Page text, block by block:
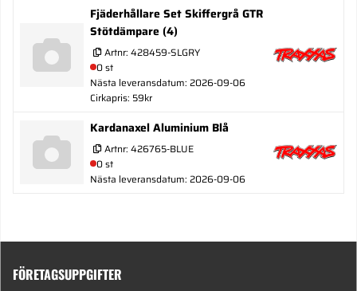
Fjäderhållare Set Skiffergrå GTR
Stötdämpare (4)
Artnr: 428459-SLGRY
0 st
Nästa leveransdatum: 2026-09-06
Cirkapris: 59kr
Kardanaxel Aluminium Blå
Artnr: 426765-BLUE
0 st
Nästa leveransdatum: 2026-09-06
FÖRETAGSUPPGIFTER